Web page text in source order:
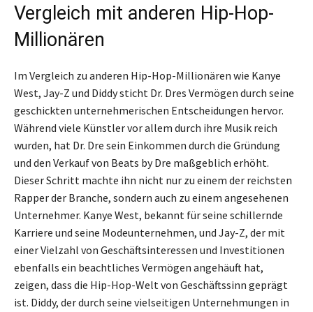
Vergleich mit anderen Hip-Hop-
Millionären
Im Vergleich zu anderen Hip-Hop-Millionären wie Kanye
West, Jay-Z und Diddy sticht Dr. Dres Vermögen durch seine
geschickten unternehmerischen Entscheidungen hervor.
Während viele Künstler vor allem durch ihre Musik reich
wurden, hat Dr. Dre sein Einkommen durch die Gründung
und den Verkauf von Beats by Dre maßgeblich erhöht.
Dieser Schritt machte ihn nicht nur zu einem der reichsten
Rapper der Branche, sondern auch zu einem angesehenen
Unternehmer. Kanye West, bekannt für seine schillernde
Karriere und seine Modeunternehmen, und Jay-Z, der mit
einer Vielzahl von Geschäftsinteressen und Investitionen
ebenfalls ein beachtliches Vermögen angehäuft hat,
zeigen, dass die Hip-Hop-Welt von Geschäftssinn geprägt
ist. Diddy, der durch seine vielseitigen Unternehmungen in